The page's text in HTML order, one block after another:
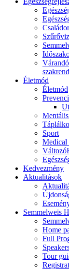
Életmód
Életmód
Mentális
Sport
Medical
Kedvezmény
Aktualitások
Semmelweis
Home
Full
Tour